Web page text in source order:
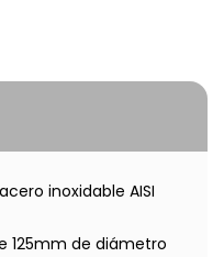
inoxidable AISI
125mm de diámetro